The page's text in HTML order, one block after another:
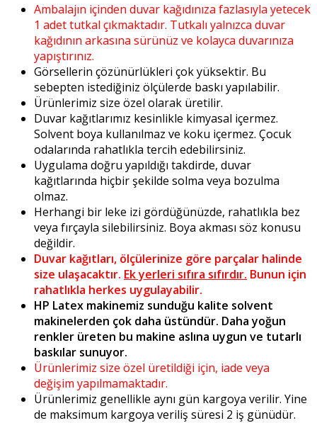
Ambalajın içinden duvar kağıdınıza fazlasıyla yetecek
1 adet tutkal çıkmaktadır. Tutkalı yalnızca duvar
kağıdının arkasına sürünüz ve kolayca duvarınıza
yapıştırınız.
Görsellerin çözünürlükleri çok yüksektir. Bu
sebepten istediğiniz ölçülerde baskı yapılabilir.
Ürünlerimiz size özel olarak üretilir.
Duvar kağıtlarımız kesinlikle kimyasal içermez.
Solvent boya kullanılmaz ve koku içermez. Çocuk
odalarında rahatlıkla tercih edebilirsiniz.
Uygulama doğru yapıldığı takdirde, duvar
kağıtlarında hiçbir şekilde solma veya bozulma
olmaz.
Herhangi bir leke izi gördüğünüzde, rahatlıkla bez
veya fırçayla silebilirsiniz. Boya akması söz konusu
değildir.
Duvar kağıtları, ölçülerinize göre parçalar halinde
size ulaşacaktır. Ek yerleri sıfıra sıfırdır. Bunun için
rahatlıkla herkes uygulayabilir.
HP Latex makinemiz sunduğu kalite solvent
makinelerden çok daha üstündür. Daha yoğun
renkler üreten bu makine aslına uygun ve tutarlı
baskılar sunuyor.
Ürünlerimiz size özel üretildiği için, iade veya
değişim yapılmamaktadır.
Ürünlerimiz genellikle aynı gün kargoya verilir. Yine
de maksimum kargoya veriliş süresi 2 iş günüdür.